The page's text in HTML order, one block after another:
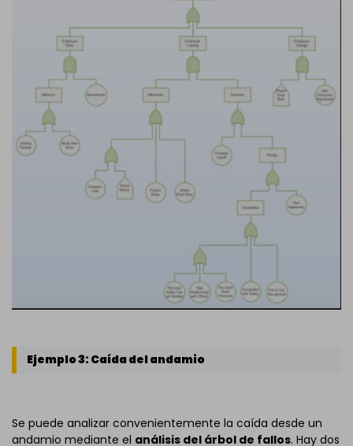
Ejemplo 3: Caída del andamio
Se puede analizar convenientemente la caída desde un
andamio mediante el análisis del árbol de fallos. Hay dos